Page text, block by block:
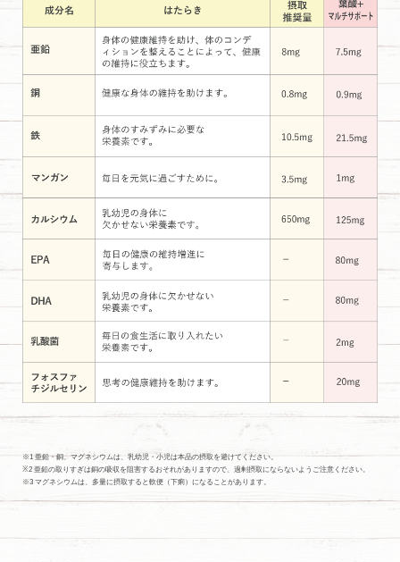
※1 亜鉛・銅、マグネシウムは、乳幼児・小児は本品の摂取を避けてください。
※2 亜鉛の取りすぎは銅の吸収を阻害するおそれがありますので、過剰摂取にならないようご注意ください。
※3 マグネシウムは、多量に摂取すると軟便（下痢）になることがあります。